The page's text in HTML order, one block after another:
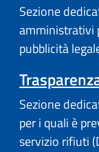
Sezione
amministrativi
pubblicità
Sezione
per i quali è
servizio rifiuti